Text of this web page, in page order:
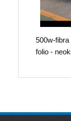
500w-
folio -